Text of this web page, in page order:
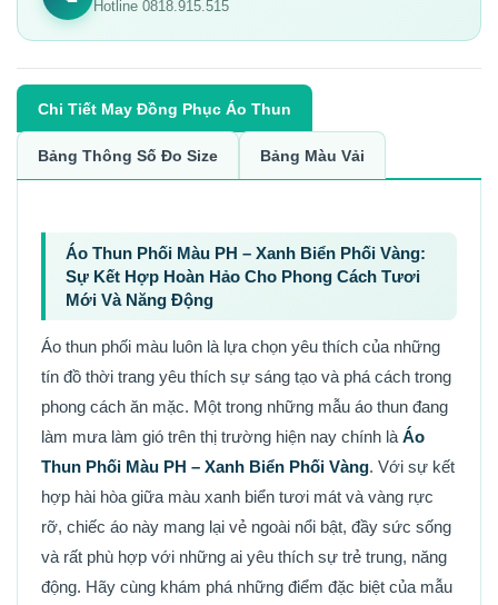
Hotline 0818.915.515
Chi Tiết May Đồng Phục Áo Thun
Bảng Thông Số Đo Size Bảng Màu Vải
Áo Thun Phối Màu PH – Xanh Biển Phối Vàng:
Sự Kết Hợp Hoàn Hảo Cho Phong Cách Tươi
Mới Và Năng Động
Áo thun phối màu luôn là lựa chọn yêu thích của những
tín đồ thời trang yêu thích sự sáng tạo và phá cách trong
phong cách ăn mặc. Một trong những mẫu áo thun đang
làm mưa làm gió trên thị trường hiện nay chính là Áo
Thun Phối Màu PH – Xanh Biển Phối Vàng. Với sự kết
hợp hài hòa giữa màu xanh biển tươi mát và vàng rực
rỡ, chiếc áo này mang lại vẻ ngoài nổi bật, đầy sức sống
và rất phù hợp với những ai yêu thích sự trẻ trung, năng
động. Hãy cùng khám phá những điểm đặc biệt của mẫu